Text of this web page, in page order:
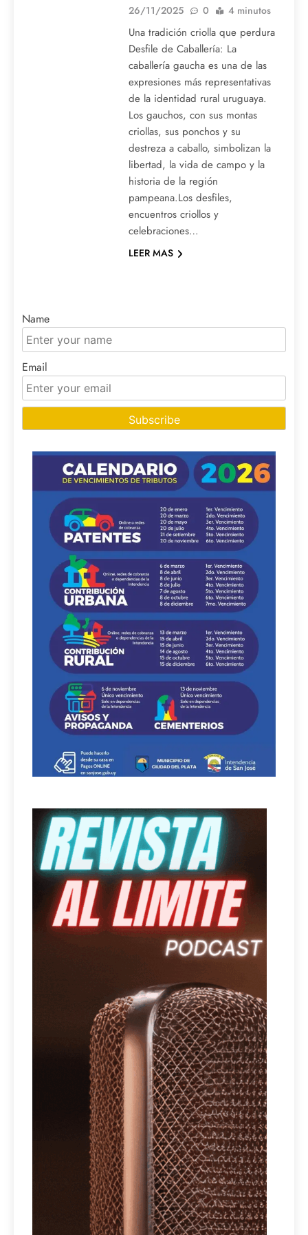
26/11/2025
0 4 minutos
Una tradición criolla que perdura
Desfile de Caballería: La
caballería gaucha es una de las
expresiones más representativas
de la identidad rural uruguaya.
Los gauchos, con sus montas
criollas, sus ponchos y su
destreza a caballo, simbolizan la
libertad, la vida de campo y la
historia de la región
pampeana.Los desfiles,
encuentros criollos y
celebraciones…
LEER MAS
Name
Email